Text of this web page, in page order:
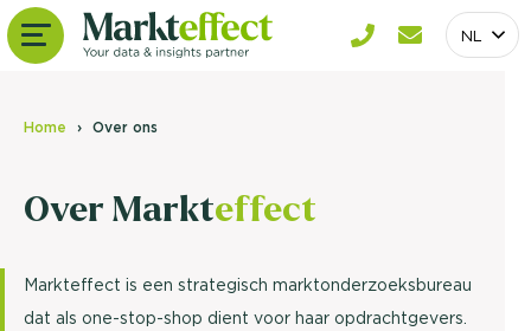
NL
Home Over ons
Over Markteffect
Markteffect is een strategisch marktonderzoeksbureau
dat als one-stop-shop dient voor haar opdrachtgevers.